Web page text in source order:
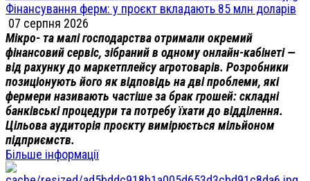
Фінансування ферм: у проєкт вкладають 85 млн доларів
07 серпня 2026
Мікро- та малі господарства отримали окремий
фінансовий сервіс, зібраний в одному онлайн-кабінеті —
від рахунку до маркетплейсу агротоварів. Розробники
позиціонують його як відповідь на дві проблеми, які
фермери називають частіше за брак грошей: складні
банківські процедури та потребу їхати до відділення.
Цільова аудиторія проєкту вимірюється мільйоном
підприємств.
Більше інформації